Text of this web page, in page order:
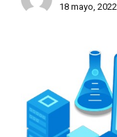
18 mayo, 2022